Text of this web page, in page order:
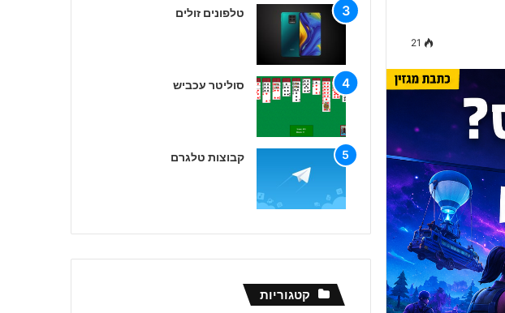
21
טלפונים זולים
סוליטר עכביש
קבוצות טלגרם
קטגוריות